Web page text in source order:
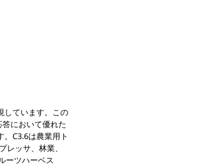
しています。この
において優れた
C3.6は農業用ト
ッサ、林業、
ーツハーベス